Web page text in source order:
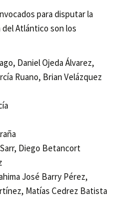
para disputar la
Atlántico son los
Daniel Ojeda Álvarez,
Ruano, Brian Velázquez
Diego Betancort
José Barry Pérez,
Matías Cedrez Batista